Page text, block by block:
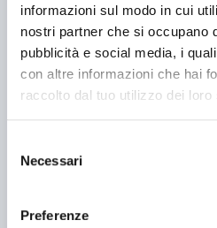
informazioni sul modo in cui
nostri partner che si occupano
pubblicità e social media, i
con altre informazioni che hai
raccolto dal tuo utilizzo dei loro
delNecessari
Preferenze
GHIRINGHELLI m2200
Rettificatrici Senza centri
prezzo su richiesta
Localizzazione: 🇮🇹 Italia
Rettificatrice senza centri GHIRINGHELLI M2200 DI+MIA doppio
spitzenlose Rundschleifmaschine
🇮🇹 MI-MU snc